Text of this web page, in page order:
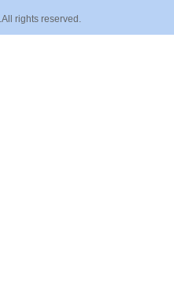
rights reserved.